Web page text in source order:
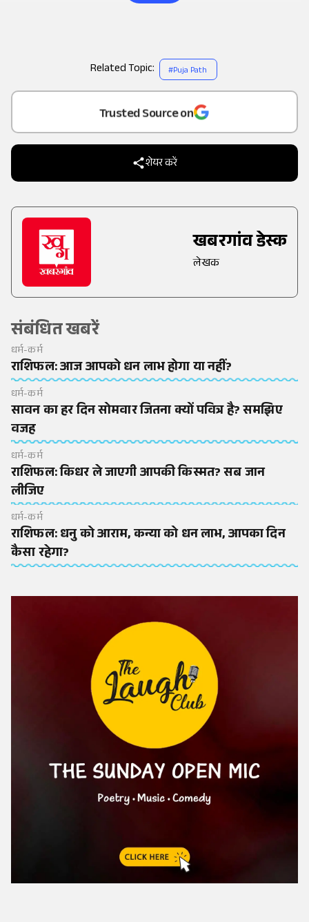
as a
Trusted Source on
शेयर करें
खबरगांव डेस्क
लेखक
संबंधित खबरें
धर्म-कर्म
राशिफल: आज आपको धन लाभ होगा या नहीं?
धर्म-कर्म
सावन का हर दिन सोमवार जितना क्यों पवित्र है? समझिए
वजह
धर्म-कर्म
राशिफल: किधर ले जाएगी आपकी किस्मत? सब जान
लीजिए
धर्म-कर्म
राशिफल: धनु को आराम, कन्या को धन लाभ, आपका दिन
कैसा रहेगा?
Related Topic: #Puja Path